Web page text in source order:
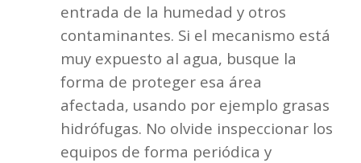
entrada de la humedad y otros
contaminantes. Si el mecanismo está
muy expuesto al agua, busque la
forma de proteger esa área
afectada, usando por ejemplo grasas
hidrófugas. No olvide inspeccionar los
equipos de forma periódica y